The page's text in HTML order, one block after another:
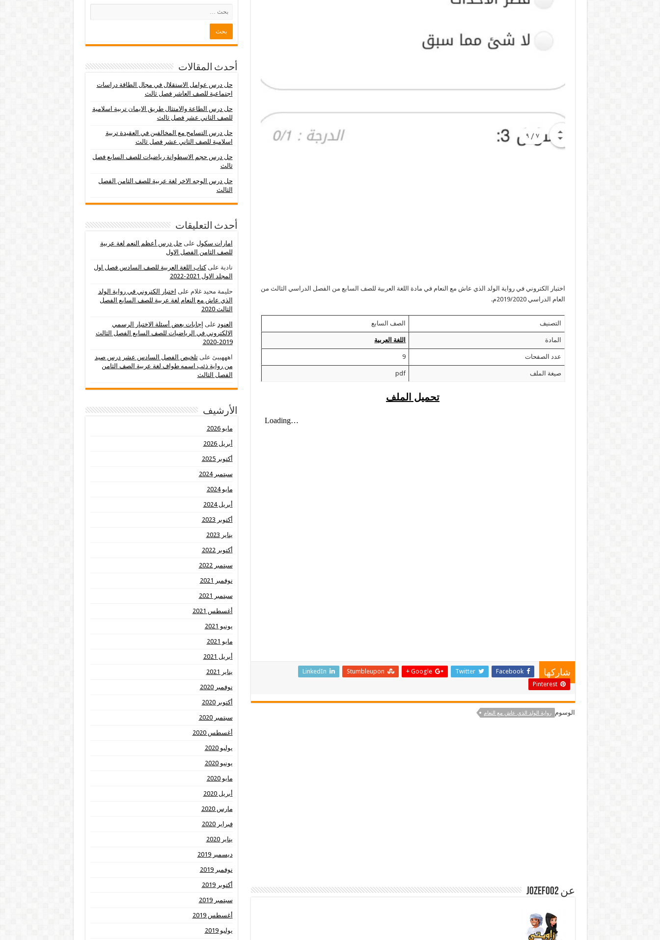
اختبار الكتروني في رواية الولد الذي عاش مع النعام في مادة اللغة العربية للصف السابع من الفصل الدراسي الثالث من
العام الدراسي 2019/2020م.
التصنيف الصف السابع
المادة اللغة العربية
عدد الصفحات 9
صيغة الملف pdf
تحميل الملف
شاركها Facebook
Twitter
Google +
Stumbleupon
LinkedIn
Pinterest
الوسوم رواية الولد الذي عاش مع النعام
عن jozef002
أحدث المقالات
حل درس عوامل الاستقلال في مجال الطاقة دراسات
اجتماعية للصف العاشر فصل ثالث
حل درس الطاعة والامتثال طريق الايمان تربية اسلامية
للصف الثاني عشر فصل ثالث
حل درس التسامح مع المخالفين في العقيدة تربية
اسلامية للصف الثاني عشر فصل ثالث
حل درس حجم الاسطوانة رياضيات للصف السابع فصل
ثالث
حل درس الوجه الاخر لغة عربية للصف الثامن الفصل
الثالث
أحدث التعليقات
امارات سكول على حل درس أعظم النعم لغة عربية
للصف الثامن الفصل الاول
نادية علىكتاب اللغة العربية للصف السادس فصل اول
المجلد الاول 2021-2022
حليمة محيد غلام على اختبار الكتروني في رواية الولد
الذي عاش مع النعام لغة عربية للصف السابع الفصل
الثالث 2020
العنود على إجابات بعض أسئلة الاختبار الرسمي
الالكتروني في الرياضيات للصف السابع الفصل الثالث
2019-2020
اهههييئ علىتلخيص الفصل السادس عشر درس صيد
من رواية ذئب اسمه طواف لغة عربية الصف الثامن
الفصل الثالث
الأرشيف
مايو 2026
أبريل 2026
أكتوبر 2025
سبتمبر 2024
مايو 2024
أبريل 2024
أكتوبر 2023
يناير 2023
أكتوبر 2022
سبتمبر 2022
نوفمبر 2021
سبتمبر 2021
أغسطس 2021
يونيو 2021
مايو 2021
أبريل 2021
يناير 2021
نوفمبر 2020
أكتوبر 2020
سبتمبر 2020
أغسطس 2020
يوليو 2020
يونيو 2020
مايو 2020
أبريل 2020
مارس 2020
فبراير 2020
يناير 2020
ديسمبر 2019
نوفمبر 2019
أكتوبر 2019
سبتمبر 2019
أغسطس 2019
يوليو 2019